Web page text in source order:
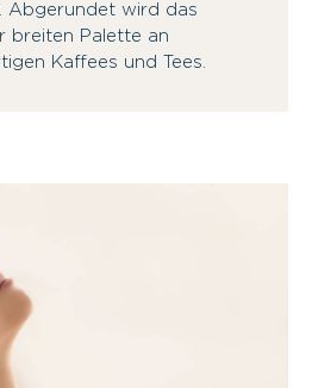
Abgerundet wird das
breiten Palette an
Kaffees und Tees.